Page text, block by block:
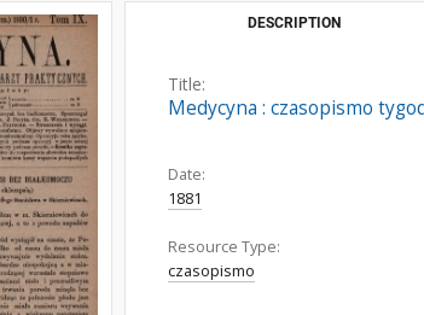
DESCRIPTION
Title:
Medycyna : czasopismo
Date:
1881
Resource Type:
czasopismo